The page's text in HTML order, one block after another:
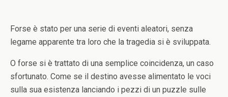
Forse è stato per una serie di eventi aleatori, senza
legame apparente tra loro che la tragedia si è sviluppata.
O forse si è trattato di una semplice coincidenza, un caso
sfortunato. Come se il destino avesse alimentato le voci
sulla sua esistenza lanciando i pezzi di un puzzle sulle